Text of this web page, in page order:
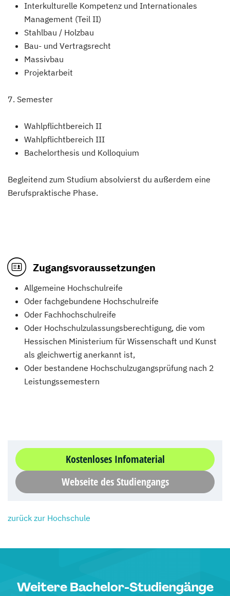
Interkulturelle Kompetenz und Internationales
Management (Teil II)
Stahlbau / Holzbau
Bau- und Vertragsrecht
Massivbau
Projektarbeit
7. Semester
Wahlpflichtbereich II
Wahlpflichtbereich III
Bachelorthesis und Kolloquium
Begleitend zum Studium absolvierst du außerdem eine
Berufspraktische Phase.
Zugangsvoraussetzungen
Allgemeine Hochschulreife
Oder fachgebundene Hochschulreife
Oder Fachhochschulreife
Oder Hochschulzulassungsberechtigung, die vom
Hessischen Ministerium für Wissenschaft und Kunst
als gleichwertig anerkannt ist,
Oder bestandene Hochschulzugangsprüfung nach 2
Leistungssemestern
Kostenloses Infomaterial
Webseite des Studiengangs
zurück zur Hochschule
Weitere Bachelor-Studiengänge